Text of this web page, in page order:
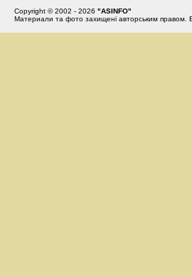
Copyright © 2002 - 2026 "ASINFO"
Материали та фото захищені авторським правом.